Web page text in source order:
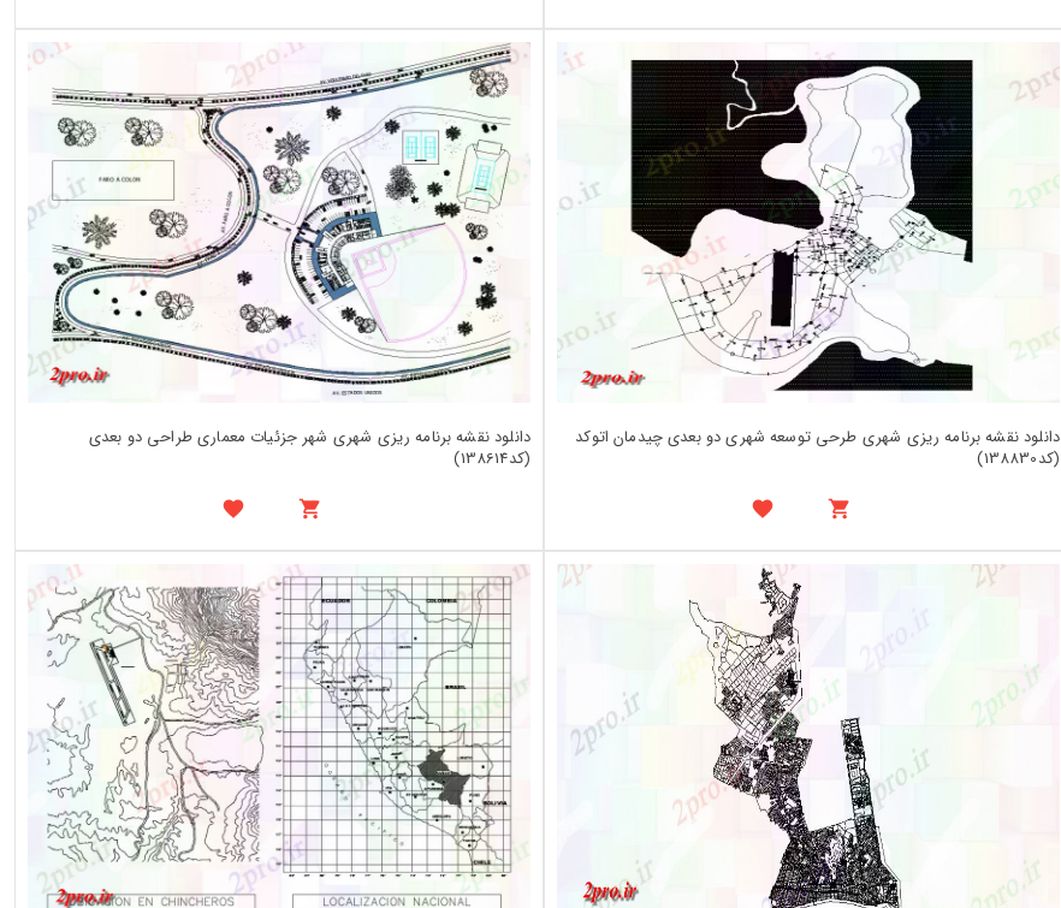
دانلود نقشه برنامه ریزی شهری طرحی توسعه شهری دو بعدی چیدمان اتوکد
(کد138830)
دانلود نقشه برنامه ریزی شهری شهر جزئیات معماری طراحی دو بعدی
(کد138614)